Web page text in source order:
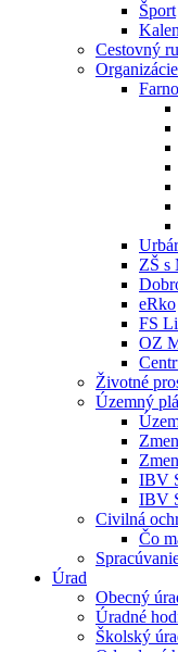
Šport
Cestovný
Organizácie
Urbár
ZŠ s
eRko
FS
OZ
Životné
Územný
IBV
IBV
Civilná
Čo
Úrad
Obecný
Úradné
Školský